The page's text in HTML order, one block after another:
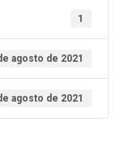
1
agosto de 2021
agosto de 2021